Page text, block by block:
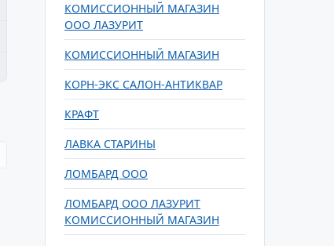
КОМИССИОННЫЙ МАГАЗИН
ООО ЛАЗУРИТ
КОМИССИОННЫЙ МАГАЗИН
КОРН-ЭКС САЛОН-АНТИКВАР
КРАФТ
ЛАВКА СТАРИНЫ
ЛОМБАРД ООО
ЛОМБАРД ООО ЛАЗУРИТ
КОМИССИОННЫЙ МАГАЗИН